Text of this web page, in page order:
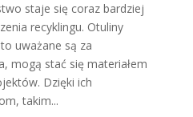
staje się coraz bardziej
recyklingu. Otuliny
uważane są za
mogą stać się materiałem
Dzięki ich
takim...